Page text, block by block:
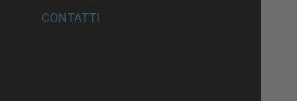
CONTATTI